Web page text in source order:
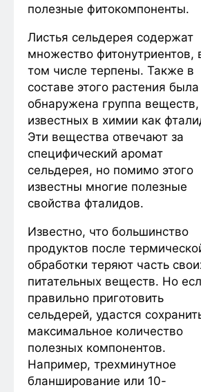
полезные фитокомпоненты.
Листья сельдерея содержат
множество фитонутриентов,
том числе терпены. Также в
составе этого растения была
обнаружена группа веществ,
известных в химии как
Эти вещества отвечают за
специфический аромат
сельдерея, но помимо этого
известны многие полезные
свойства фталидов.
Известно, что большинство
продуктов после
обработки теряют часть
питательных веществ. Но
правильно приготовить
сельдерей, удастся
максимальное количество
полезных компонентов.
Например, трехминутное
бланширование или 10-